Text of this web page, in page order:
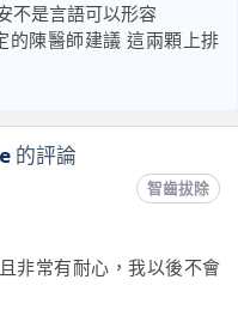
不是言語可以形容
的陳醫師建議 這兩顆上排
預約劉哲宏醫師處理 他
了一周 才排到了劉醫師
麻醉 7:35拔牙 7:43居然
醫師講得一樣 拔除的傷口
沒想到拔智齒體驗會是跟
的評論
智齒拔除
非常有耐心，我以後不會